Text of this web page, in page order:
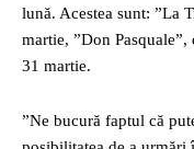
lună. Acestea sunt: ”La
martie, ”Don
31 martie.
”Ne bucură faptul că